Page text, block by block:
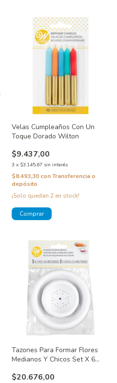
Velas Cumpleaños Con Un
Toque Dorado Wilton
$9.437,00
3 x $3.145,67 sin interés
$8.493,30 conTransferencia o
depósito
¡Solo quedan 2 en stock!
Tazones Para Formar Flores
Medianos Y Chicos Set X 6
$20.676,00